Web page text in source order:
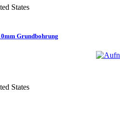
States
Grundbohrung
States